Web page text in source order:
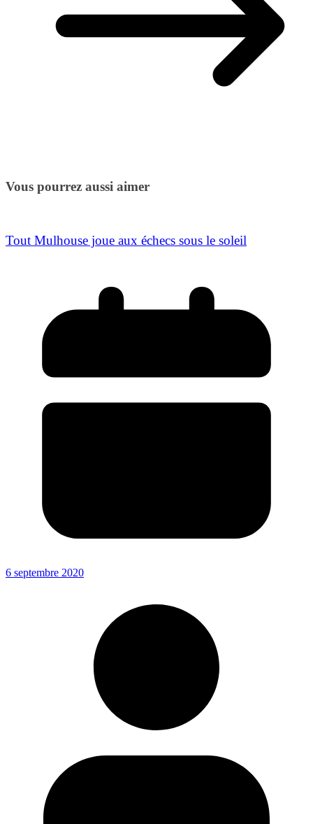
Vous pourrez aussi aimer
Tout Mulhouse joue aux échecs sous le soleil
6 septembre 2020